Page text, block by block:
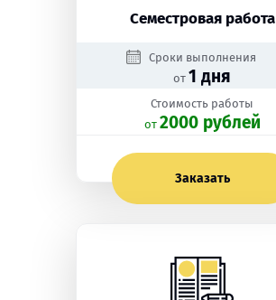
Семестровая работа
Сроки выполнения
от 1 дня
Стоимость работы
oт 2000 рублей
Заказать